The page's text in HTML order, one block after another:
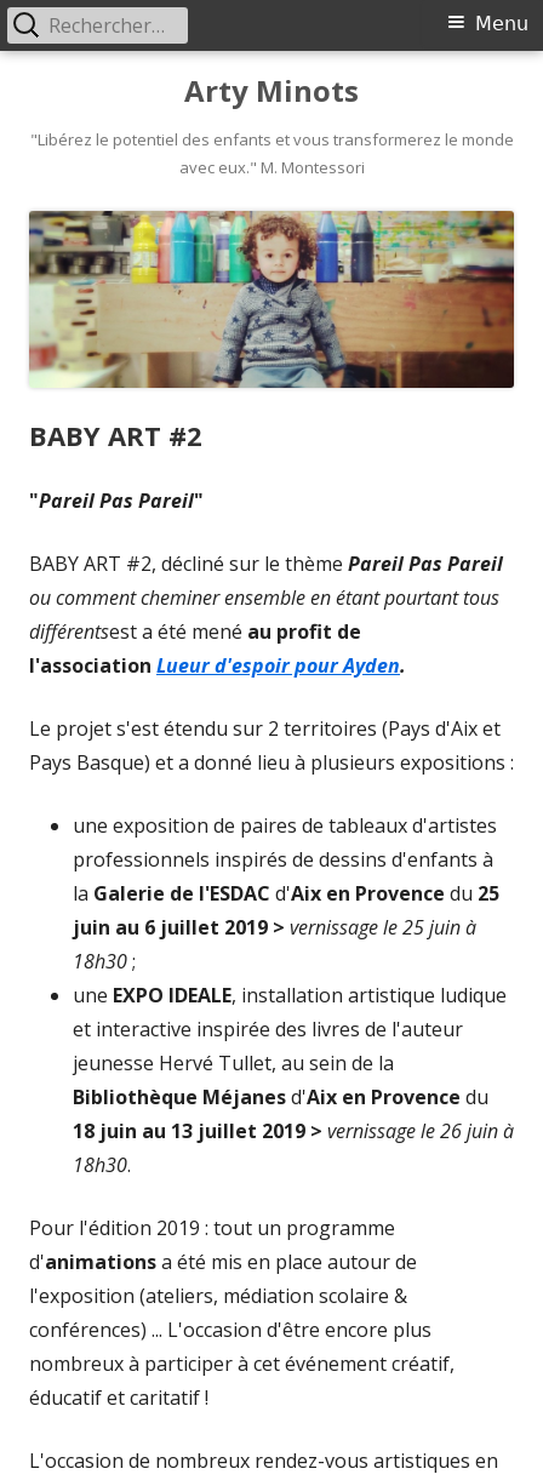
content
Arty Minots
"Libérez le potentiel des enfants et vous transformerez le monde
avec eux." M. Montessori
Primary
Menu
Rechercher :
BABY ART #2
"Pareil Pas Pareil"
BABY ART #2, décliné sur le thème Pareil Pas Pareil
ou comment cheminer ensemble en étant pourtant tous
différentsest a été mené au profit de
l'association Lueur d'espoir pour Ayden.
Le projet s'est étendu sur 2 territoires (Pays d'Aix et
Pays Basque) et a donné lieu à plusieurs expositions :
une exposition de paires de tableaux d'artistes
professionnels inspirés de dessins d'enfants à
la Galerie de l'ESDAC d'Aix en Provence du 25
juin au 6 juillet 2019 > vernissage le 25 juin à
18h30;
une EXPO IDEALE, installation artistique ludique
et interactive inspirée des livres de l'auteur
jeunesse Hervé Tullet, au sein de la
Bibliothèque Méjanesd'Aix en Provence du
18 juin au 13 juillet 2019 > vernissage le 26 juin à
18h30.
Pour l'édition 2019 : tout un programme
d'animationsa été mis en place autour de
l'exposition (ateliers, médiation scolaire &
conférences) ... L'occasion d'être encore plus
nombreux à participer à cet événement créatif,
éducatif et caritatif !
L'occasion de nombreux rendez-vous artistiques en